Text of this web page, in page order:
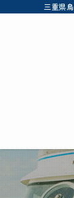
三重県